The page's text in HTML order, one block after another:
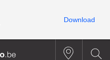
Download